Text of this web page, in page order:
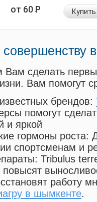
от 60Р Купить
совершенству
Вам сделать
Вам помогут
брендов:
помогут
и яркой
гормоны роста:
спортсменам и
Tribulus
работу
в шымкенте.